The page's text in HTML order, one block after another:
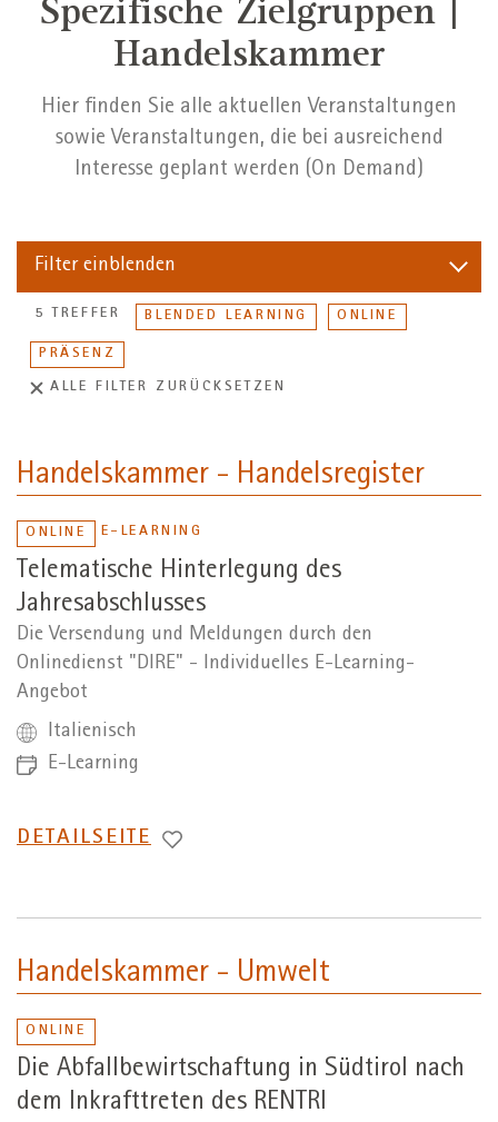
Spezifische Zielgruppen |
Handelskammer
Hier finden Sie alle aktuellen Veranstaltungen
sowie Veranstaltungen, die bei ausreichend
Interesse geplant werden (On Demand)
Filter einblenden
5 TREFFER BLENDED LEARNING ONLINE
PRÄSENZ
ALLE FILTER ZURÜCKSETZEN
Handelskammer - Handelsregister
ONLINE E-LEARNING
Telematische Hinterlegung des
Jahresabschlusses
Die Versendung und Meldungen durch den
Onlinedienst "DIRE" - Individuelles E-Learning-
Angebot
Italienisch
E-Learning
WECHSEL
DETAILSEITE
Handelskammer - Umwelt
ONLINE
Die Abfallbewirtschaftung in Südtirol nach
dem Inkrafttreten des RENTRI